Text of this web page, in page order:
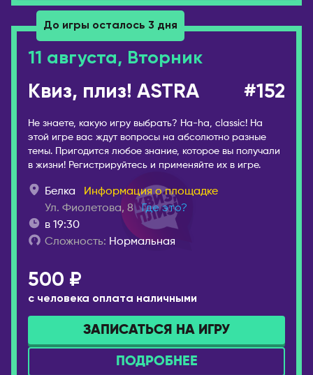
Железногорск
Иваново
Ижевск
Иркутск
Казань
Калининград
Кемерово
Киров
Коломна
Амуре
Коряжма
Кострома
Котлас
ГРУЗИЯ
Батуми
Тбилиси
ИЗРАИЛЬ
Иерусалим
Кармиэль
Тель-Авив
Хайфа
ИНДОНЕЗИЯ
Аликанте
Мадрид
До игры осталось 3 дня
11 августа, Вторник
Квиз, плиз! ASTRA #152
Не знаете, какую игру выбрать? Ha-ha, classic! На
этой игре вас ждут вопросы на абсолютно разные
темы. Пригодится любое знание, которое вы получали
в жизни! Регистрируйтесь и применяйте их в игре.
Белка
Информация о площадке
Ул. Фиолетова, 8 Где это?
в 19:30
Сложность: Нормальная
500 ₽
с человека оплата наличными
ЗАПИСАТЬСЯ НА ИГРУ
ПОДРОБНЕЕ